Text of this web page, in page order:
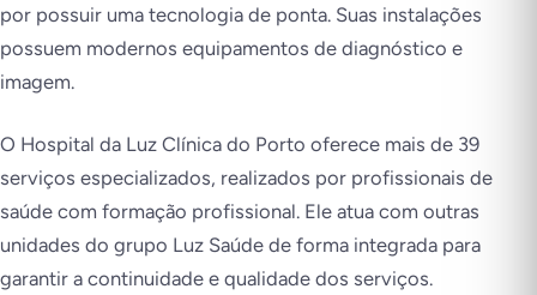
por possuir uma tecnologia de ponta. Suas instalações
possuem modernos equipamentos de diagnóstico e
imagem.
O Hospital da Luz Clínica do Porto oferece mais de 39
serviços especializados, realizados por profissionais de
saúde com formação profissional. Ele atua com outras
unidades do grupo Luz Saúde de forma integrada para
garantir a continuidade e qualidade dos serviços.